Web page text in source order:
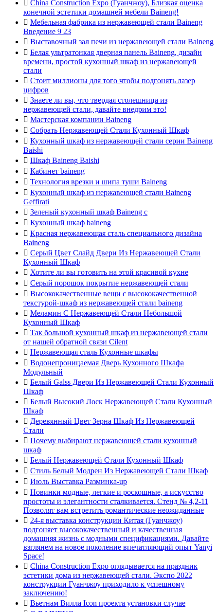
China Construction Expo (Гуанчжоу), Близкая оценка
конечной эстетики домашней мебели Baineng!
 Мебельная фабрика из нержавеющей стали Baineng
Введение 9 23
 Выставочный зал печи из нержавеющей стали Baineng
 Белая ультратонкая дверная панель Baineng, дизайн
времени, простой кухонный шкаф из нержавеющей
стали
 Стоит миллионы для того чтобы подгонять лазер
цифров
 Знаете ли вы, что твердая столешница из
нержавеющей стали, давайте внедрим это!
 Мастерская компании Baineng
 Собрать Нержавеющей Стали Кухонный Шкаф
 Кухонный шкаф из нержавеющей стали серии Baineng
Baishi
 Шкаф Baineng Baishi
 Кабинет baineng
 Технология врезки и шипа туши Baineng
 Кухонный шкаф из нержавеющей стали Baineng
Geffirati
 Зеленый кухонный шкаф Baineng с
 Кухонный шкаф baineng
 Красная нержавеющая сталь специального дизайна
Baineng
 Серый Цвет Слайд Двери Из Нержавеющей Стали
Кухонный Шкаф
 Хотите ли вы готовить на этой красивой кухне
 Серый порошок покрытие нержавеющей стали
 Высококачественные вещи с высококачественной
текстурой-шкаф из нержавеющей стали baineng
 Меламин С Нержавеющей Стали Небольшой
Кухонный Шкаф
 Так большой кухонный шкаф из нержавеющей стали
от нашей обратной связи Cilent
 Нержавеющая сталь Кухонные шкафы
 Водонепроницаемая Дверь Кухонного Шкафа
Модульный
 Белый Galss Двери Из Нержавеющей Стали Кухонный
Шкаф
 Белый Высокий Лоск Нержавеющей Стали Кухонный
Шкаф
 Деревянный Цвет Зерна Шкаф Из Нержавеющей
Стали
 Почему выбирают нержавеющей стали кухонный
шкаф
 Белый Нержавеющей Стали Кухонный Шкаф
 Стиль Белый Модрен Из Нержавеющей Стали Шкаф
 Июль Выставка Разминка-up
 Новинки модные, легкие и роскошные, а искусство
простоты и элегантности сталкивается. Стенд № 4,2-11
Позволят вам встретить романтические неожиданные
 24-я выставка конструкции Китая (Гуанчжоу)
подгоняет высококачественный и качественная
домашняя жизнь с модными спецификациями. Давайте
взглянем на новое поколение впечатляющий опыт Yanyi
Space!
 China Construction Expo оглядывается на праздник
эстетики дома из нержавеющей стали. Экспо 2022
конструкции Гуанчжоу приходило к успешному
заключению!
 Вьетнам Вилла Icon проекта установки случае